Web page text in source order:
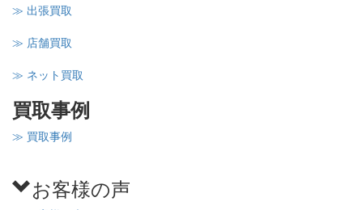
≫ 出張買取
≫ 店舗買取
≫ ネット買取
買取事例
≫ 買取事例
お客様の声